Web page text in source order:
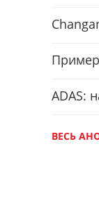
ADAS:
ВЕСЬ